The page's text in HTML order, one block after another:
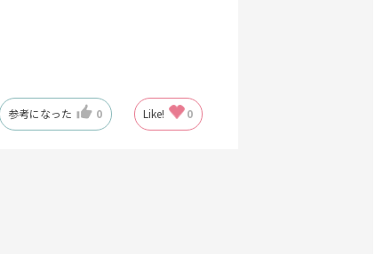
参考になった 0 Like! 0